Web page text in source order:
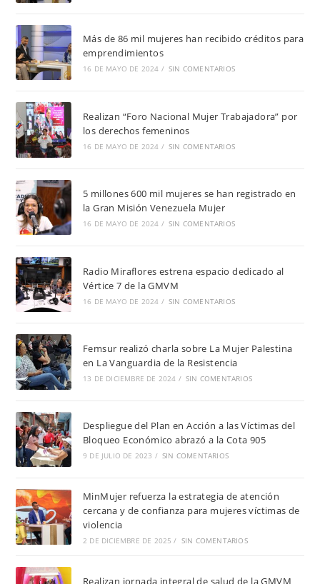
Más de 86 mil mujeres han recibido créditos para
emprendimientos
16 DE MAYO DE 2024 / SIN COMENTARIOS
Realizan “Foro Nacional Mujer Trabajadora” por
los derechos femeninos
16 DE MAYO DE 2024 / SIN COMENTARIOS
5 millones 600 mil mujeres se han registrado en
la Gran Misión Venezuela Mujer
16 DE MAYO DE 2024 / SIN COMENTARIOS
Radio Miraflores estrena espacio dedicado al
Vértice 7 de la GMVM
16 DE MAYO DE 2024 / SIN COMENTARIOS
Femsur realizó charla sobre La Mujer Palestina
en La Vanguardia de la Resistencia
13 DE DICIEMBRE DE 2024 / SIN COMENTARIOS
Despliegue del Plan en Acción a las Víctimas del
Bloqueo Económico abrazó a la Cota 905
9 DE JULIO DE 2023 / SIN COMENTARIOS
MinMujer refuerza la estrategia de atención
cercana y de confianza para mujeres víctimas de
violencia
2 DE DICIEMBRE DE 2025 / SIN COMENTARIOS
Realizan jornada integral de salud de la GMVM